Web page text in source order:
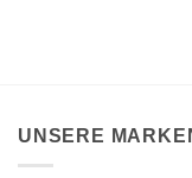
UNSERE